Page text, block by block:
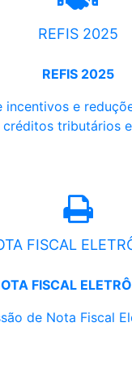
REFIS 2025
REFIS 2025
incentivos e
tributários
FISCAL
FISCAL
de Nota Fiscal